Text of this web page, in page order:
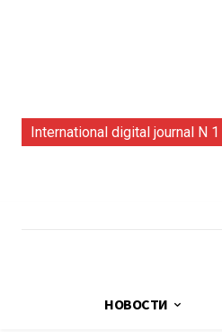
International digital journal N 1
НОВОСТИ